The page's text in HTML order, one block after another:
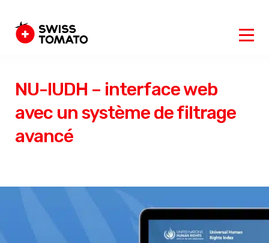
NU-IUDH – interface web
avec un système de filtrage
avancé